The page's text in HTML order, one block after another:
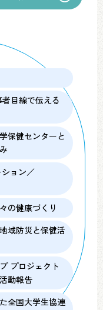
目線で伝える
保健センターと
ョン／
の健康づくり
域防災と保健活
プロジェクト
動報告
全国大学生協連